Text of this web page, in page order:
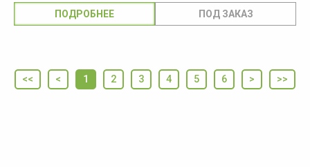
ПОДРОБНЕЕ
<< < 1 2 3 4 5 6 > >>